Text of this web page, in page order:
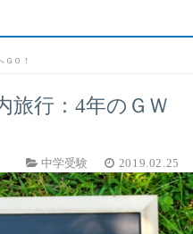
ＧＯ！
旅行：4年のＧＷ
中学受験 2019.02.25